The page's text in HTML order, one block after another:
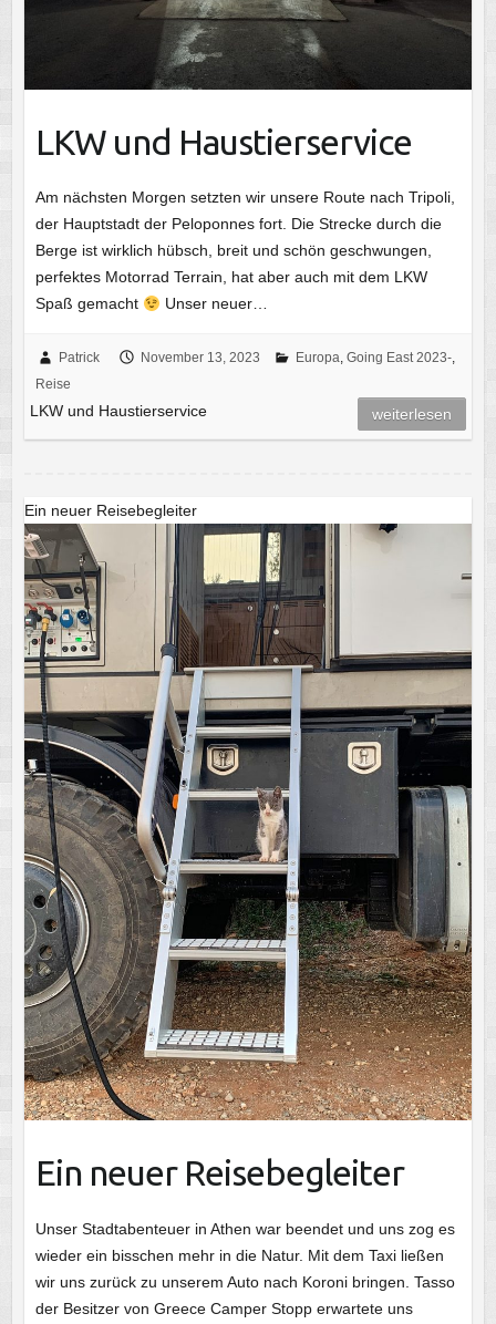
LKW und Haustierservice
Am nächsten Morgen setzten wir unsere Route nach Tripoli,
der Hauptstadt der Peloponnes fort. Die Strecke durch die
Berge ist wirklich hübsch, breit und schön geschwungen,
perfektes Motorrad Terrain, hat aber auch mit dem LKW
Spaß gemacht
Unser neuer…
Patrick November 13, 2023 Europa, Going East 2023-,
Reise
LKW und Haustierservice weiterlesen
Ein neuer Reisebegleiter
Ein neuer Reisebegleiter
Unser Stadtabenteuer in Athen war beendet und uns zog es
wieder ein bisschen mehr in die Natur. Mit dem Taxi ließen
wir uns zurück zu unserem Auto nach Koroni bringen. Tasso
der Besitzer von Greece Camper Stopp erwartete uns